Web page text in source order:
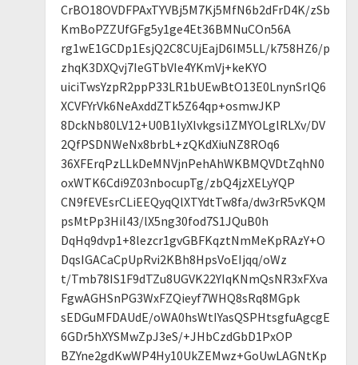
CrBO18OVDFPAxTYVBj5M7Kj5MfN6b2dFrD4K/zSb
KmBoPZZUfGFg5y1ge4Et36BMNuCOn56A
rg1wE1GCDp1EsjQ2C8CUjEajD6IM5LL/k758HZ6/p
zhqK3DXQvj7IeGTbVIe4YKmVj+keKYO
uiciTwsYzpR2ppP33LR1bUEwBtO13E0LnynSrlQ6
XCVFYrVk6NeAxddZTk5Z64qp+osmwJKP
8DckNb80LV12+U0B1lyXlvkgsi1ZMYOLglRLXv/DV
2QfPSDNWeNx8brbL+zQKdXiuNZ8ROq6
36XFErqPzLLkDeMNVjnPehAhWKBMQVDtZqhN0
oxWTK6Cdi9Z03nbocupTg/zbQ4jzXELyYQP
CN9fEVEsrCLiEEQyqQlXTYdtTw8fa/dw3rR5vKQM
psMtPp3Hil43/lX5ng30fod7S1JQuB0h
DqHq9dvp1+8lezcr1gvGBFKqztNmMeKpRAzY+O
DqsIGACaCpUpRvi2KBh8HpsVoEIjqq/oWz
t/Tmb78IS1F9dTZu8UGVK22YIqKNmQsNR3xFXva
FgwAGHSnPG3WxFZQieyf7WHQ8sRq8MGpk
sEDGuMFDAUdE/oWA0hsWtIYasQSPHtsgfuAgcgE
6GDr5hXYSMwZpJ3eS/+JHbCzdGbD1PxOP
BZYne2gdKwWP4Hy10UkZEMwz+GoUwLAGNtKp